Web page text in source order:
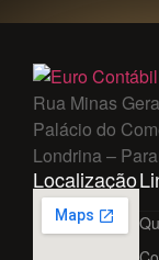
Rua Minas
Palácio do
Londrina –
Localização